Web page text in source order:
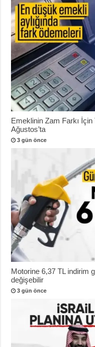
Emeklinin Zam Farkı
Ağustos’ta
3 gün önce
Motorine 6,37 TL indirim
değişebilir
3 gün önce